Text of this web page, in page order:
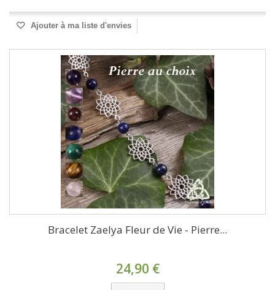
Ajouter à ma liste d'envies
Bracelet Zaelya Fleur de Vie - Pierre...
24,90 €